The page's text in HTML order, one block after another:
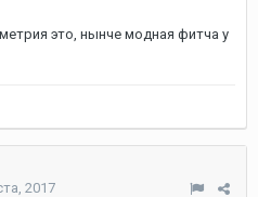
это, нынче модная фитча у
2017